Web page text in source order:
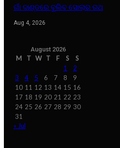
ଗାଁ ଦାଣ୍ଡରେ ବୁଲିବ ସୋଲାର ରଥ
Aug 4, 2026
August 2026
M T W T F S
S
1
2
3
4 5 6 7 8
9
10 11 12 13 14 15 16
17 18 19 20 21 22 23
24 25 26 27 28 29 30
31
« Jul